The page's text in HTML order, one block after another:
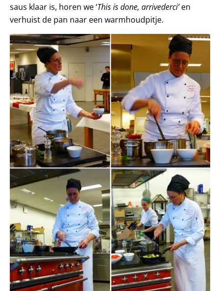
saus klaar is, horen we ‘This is done, arrivederci’en
verhuist de pan naar een warmhoudpitje.